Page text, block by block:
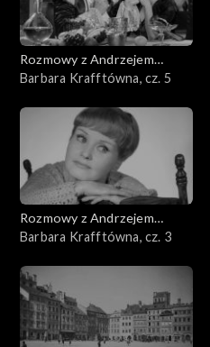
Rozmowy z Andrzejem
Doboszem
Barbara Krafftówna, cz. 5
Rozmowy z Andrzejem
Doboszem
Barbara Krafftówna, cz. 3